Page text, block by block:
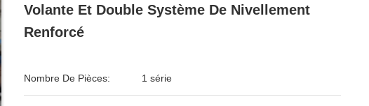
Volante Et Double Système De Nivellement
Renforcé
Nombre De Pièces: 1 série